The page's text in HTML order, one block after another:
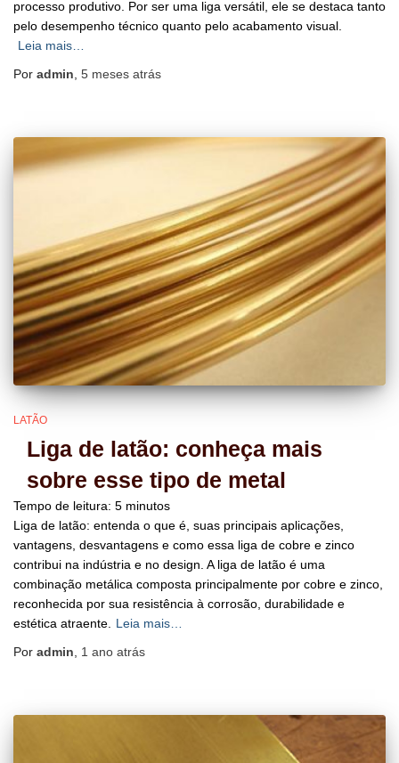
processo produtivo. Por ser uma liga versátil, ele se destaca tanto
pelo desempenho técnico quanto pelo acabamento visual.
Leia mais…
Por admin, 5 meses atrás
LATÃO
Liga de latão: conheça mais
sobre esse tipo de metal
Tempo de leitura: 5 minutos
Liga de latão: entenda o que é, suas principais aplicações,
vantagens, desvantagens e como essa liga de cobre e zinco
contribui na indústria e no design. ​A liga de latão é uma
combinação metálica composta principalmente por cobre e zinco,
reconhecida por sua resistência à corrosão, durabilidade e
estética atraente.
Leia mais…
Por admin 1 ano atrás